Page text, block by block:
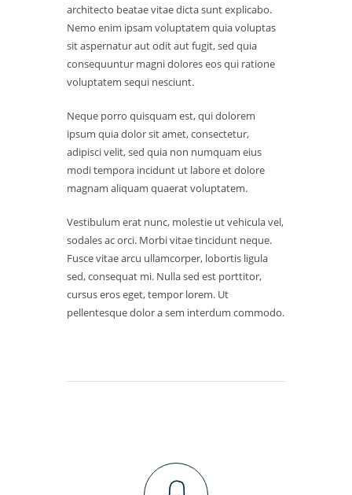
architecto beatae vitae dicta sunt explicabo.
Nemo enim ipsam voluptatem quia voluptas
sit aspernatur aut odit aut fugit, sed quia
consequuntur magni dolores eos qui ratione
voluptatem sequi nesciunt.
Neque porro quisquam est, qui dolorem
ipsum quia dolor sit amet, consectetur,
adipisci velit, sed quia non numquam eius
modi tempora incidunt ut labore et dolore
magnam aliquam quaerat voluptatem.
Vestibulum erat nunc, molestie ut vehicula vel,
sodales ac orci. Morbi vitae tincidunt neque.
Fusce vitae arcu ullamcorper, lobortis ligula
sed, consequat mi. Nulla sed est porttitor,
cursus eros eget, tempor lorem. Ut
pellentesque dolor a sem interdum commodo.